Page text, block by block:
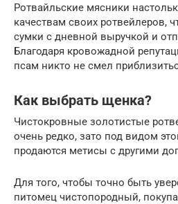
Ротвайльские мясники
качествам своих ротвейлеров,
сумки с дневной выручкой и
Благодаря кровожадной
псам никто не смел
Как выбрать щенка?
Чистокровные золотистые
очень редко, зато под видом
продаются метисы с другими
Для того, чтобы точно быть
питомец чистопородный,